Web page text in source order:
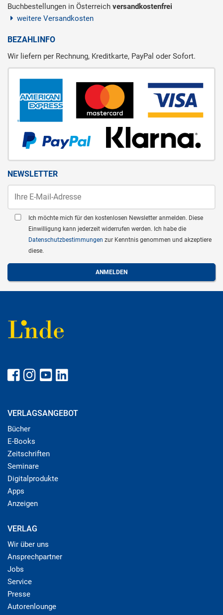
Buchbestellungen in Österreich versandkostenfrei
weitere Versandkosten
BEZAHLINFO
Wir liefern per Rechnung, Kreditkarte, PayPal oder Sofort.
NEWSLETTER
Ich möchte mich für den kostenlosen Newsletter anmelden. Diese
Einwilligung kann jederzeit widerrufen werden. Ich habe die
Datenschutzbestimmungen zur Kenntnis genommen und akzeptiere
diese.
VERLAGSANGEBOT
Bücher
E-Books
Zeitschriften
Seminare
Digitalprodukte
Apps
Anzeigen
VERLAG
Wir über uns
Ansprechpartner
Jobs
Service
Presse
Autorenlounge